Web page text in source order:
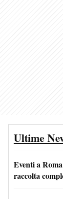
Ultime
Eventi a
raccolta